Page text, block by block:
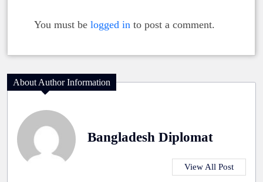
You must be logged in to post a comment.
About Author Information
Bangladesh Diplomat
View All Post